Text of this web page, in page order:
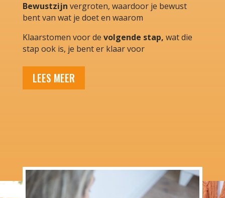
Bewustzijn vergroten, waardoor je bewust
bent van wat je doet en waarom
Klaarstomen voor de volgende stap, wat die
stap ook is, je bent er klaar voor
LEES MEER